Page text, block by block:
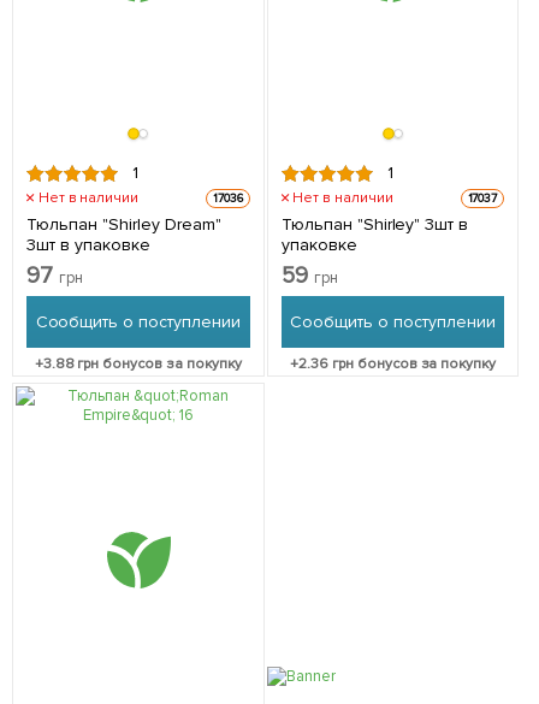
1
Нет в наличии 17036
Тюльпан "Shirley Dream"
3шт в упаковке
97 грн
Сообщить о поступлении
+3.88грн бонусов за покупку
1
Нет в наличии 17037
Тюльпан "Shirley" 3шт в
упаковке
59 грн
Сообщить о поступлении
+2.36грн бонусов за покупку